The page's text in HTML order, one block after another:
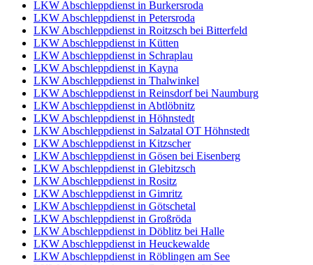
LKW Abschleppdienst in Burkersroda
LKW Abschleppdienst in Petersroda
LKW Abschleppdienst in Roitzsch bei Bitterfeld
LKW Abschleppdienst in Kütten
LKW Abschleppdienst in Schraplau
LKW Abschleppdienst in Kayna
LKW Abschleppdienst in Thalwinkel
LKW Abschleppdienst in Reinsdorf bei Naumburg
LKW Abschleppdienst in Abtlöbnitz
LKW Abschleppdienst in Höhnstedt
LKW Abschleppdienst in Salzatal OT Höhnstedt
LKW Abschleppdienst in Kitzscher
LKW Abschleppdienst in Gösen bei Eisenberg
LKW Abschleppdienst in Glebitzsch
LKW Abschleppdienst in Rositz
LKW Abschleppdienst in Gimritz
LKW Abschleppdienst in Götschetal
LKW Abschleppdienst in Großröda
LKW Abschleppdienst in Döblitz bei Halle
LKW Abschleppdienst in Heuckewalde
LKW Abschleppdienst in Röblingen am See